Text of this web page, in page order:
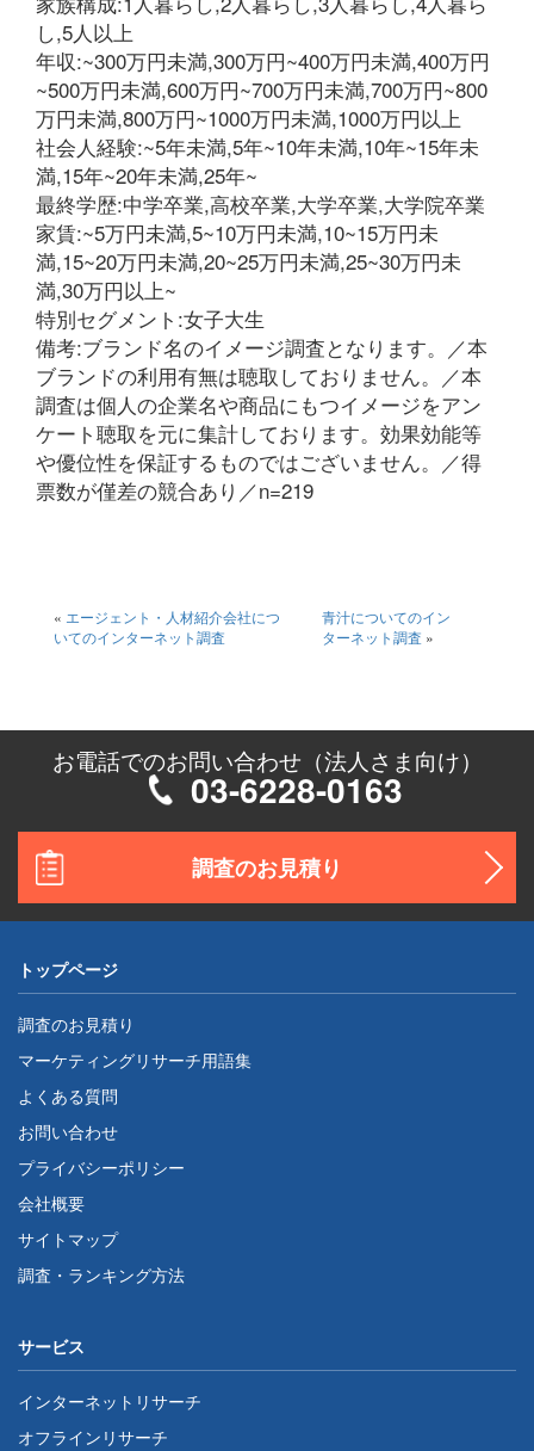
し,5人以上
年収:~300万円未満,300万円~400万円未満,400万円
~500万円未満,600万円~700万円未満,700万円~800
万円未満,800万円~1000万円未満,1000万円以上
社会人経験:~5年未満,5年~10年未満,10年~15年未
満,15年~20年未満,25年~
最終学歴:中学卒業,高校卒業,大学卒業,大学院卒業
家賃:~5万円未満,5~10万円未満,10~15万円未
満,15~20万円未満,20~25万円未満,25~30万円未
満,30万円以上~
特別セグメント:女子大生
備考:ブランド名のイメージ調査となります。／本
ブランドの利用有無は聴取しておりません。／本
調査は個人の企業名や商品にもつイメージをアン
ケート聴取を元に集計しております。効果効能等
や優位性を保証するものではございません。／得
票数が僅差の競合あり／n=219
« エージェント・人材紹介会社につ
いてのインターネット調査
青汁についてのイン
ターネット調査 »
お電話でのお問い合わせ（法人さま向け）
03-6228-0163
調査のお見積り
トップページ
調査のお見積り
マーケティングリサーチ用語集
よくある質問
お問い合わせ
プライバシーポリシー
会社概要
サイトマップ
調査・ランキング方法
サービス
インターネットリサーチ
オフラインリサーチ